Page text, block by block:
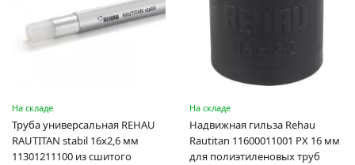
На складе
Труба универсальная REHAU
RAUTITAN stabil 16х2,6 мм
11301211100 из сшитого
На складе
Надвижная гильза Rehau
Rautitan 11600011001 PX 16 мм
для полиэтиленовых труб